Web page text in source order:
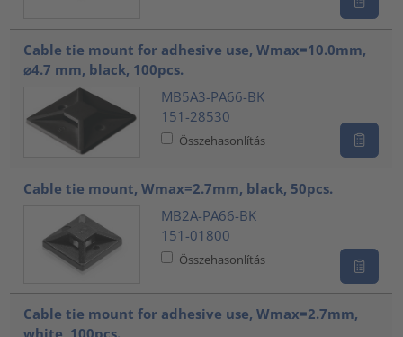
Cable tie mount for adhesive use, Wmax=10.0mm,
⌀4.7 mm, black, 100pcs.
MB5A3-PA66-BK
151-28530
Összehasonlítás
Cable tie mount, Wmax=2.7mm, black, 50pcs.
MB2A-PA66-BK
151-01800
Összehasonlítás
Cable tie mount for adhesive use, Wmax=2.7mm,